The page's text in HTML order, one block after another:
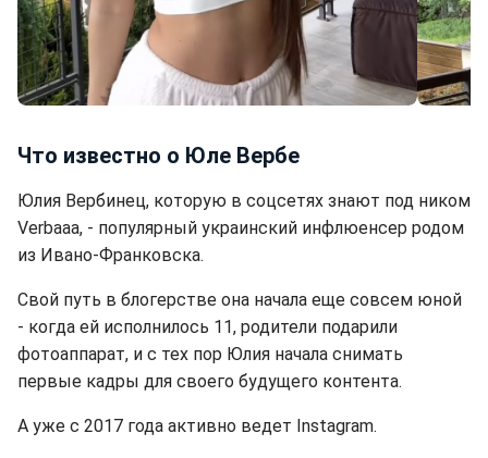
Что известно о Юле Вербе
Юлия Вербинец, которую в соцсетях знают под ником
Verbaaa, - популярный украинский инфлюенсер родом
из Ивано-Франковска.
Свой путь в блогерстве она начала еще совсем юной
- когда ей исполнилось 11, родители подарили
фотоаппарат, и с тех пор Юлия начала снимать
первые кадры для своего будущего контента.
А уже с 2017 года активно ведет Instagram.